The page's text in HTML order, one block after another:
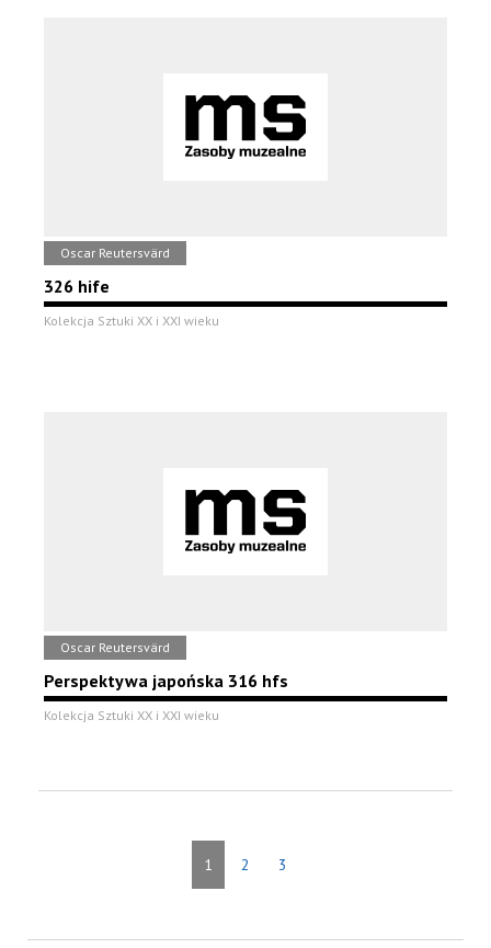
Oscar Reutersvärd
326 hife
Kolekcja Sztuki XX i XXI wieku
Oscar Reutersvärd
Perspektywa japońska 316 hfs
Kolekcja Sztuki XX i XXI wieku
1 2 3